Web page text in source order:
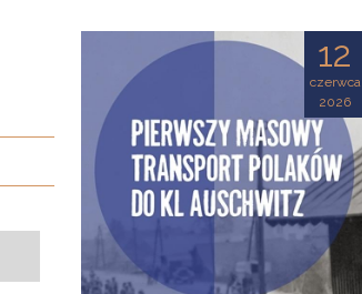
12
czerwca
2026